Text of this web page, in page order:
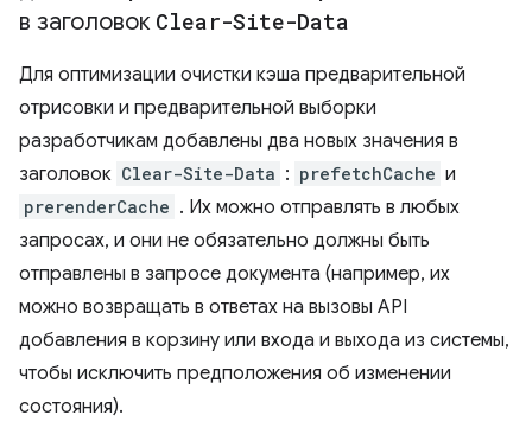
в заголовок Clear-Site-Data
Для оптимизации очистки кэша предварительной
отрисовки и предварительной выборки
разработчикам добавлены два новых значения в
заголовок Clear-Site-Data : prefetchCache и
prerenderCache . Их можно отправлять в любых
запросах, и они не обязательно должны быть
отправлены в запросе документа (например, их
можно возвращать в ответах на вызовы API
добавления в корзину или входа и выхода из системы,
чтобы исключить предположения об изменении
состояния).